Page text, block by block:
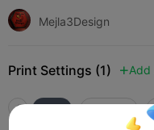
Mejla3Design
Print Settings (1)  Add